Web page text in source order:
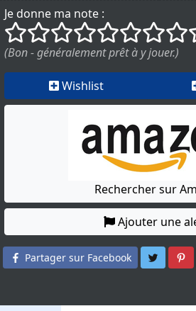
Je donne ma note :
()
() () () () () () ()
(Bon - généralement prêt à y jouer.)
Wishlist
Rechercher sur
Ajouter une
Partager sur Facebook